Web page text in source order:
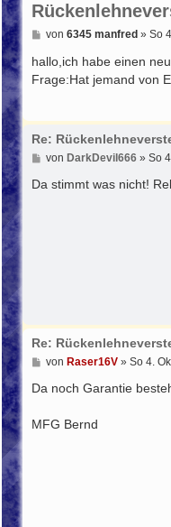
B
i
r
von 6345 manfred » So
hallo,ich habe einen
Frage:Hat jemand von
Re:
B
i
von DarkDevil666» So
Da stimmt was nicht!
Re:
B
i
a
von Raser16V» So 4.
Da noch Garantie
MFG Bernd